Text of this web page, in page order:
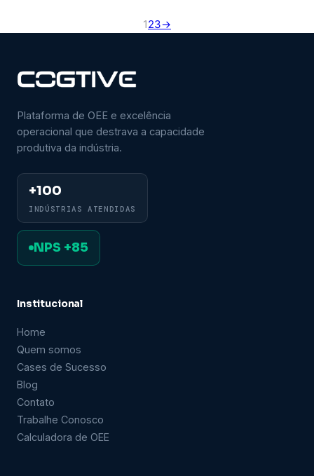
123→
Plataforma de OEE e excelência
operacional que destrava a capacidade
produtiva da indústria.
+100
INDÚSTRIAS ATENDIDAS
NPS +85
Institucional
Home
Quem somos
Cases de Sucesso
Blog
Contato
Trabalhe Conosco
Calculadora de OEE